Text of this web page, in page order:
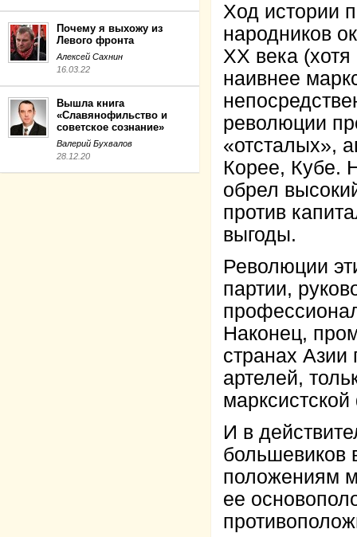
Почему я выхожу из
Левого фронта
Алексей Сахнин
16.03.22
Вышла книга
«Славянофильство и
советское сознание»
Валерий Бухвалов
28.12.20
Ход истории
народников
ХХ века
наивнее
революции
«отсталых»,
Корее, Кубе.
обрел
против
выгоды.
Революции
партии,
Наконец,
странах
артелей,
И в
большевиков
положениям
ее